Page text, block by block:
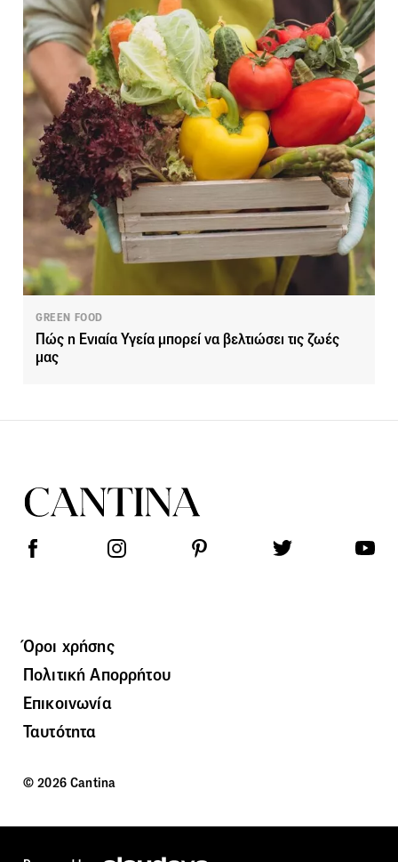
GREEN FOOD
Πώς η Ενιαία Υγεία μπορεί να βελτιώσει τις ζωές
μας
Όροι χρήσης
Πολιτική Απορρήτου
Επικοινωνία
Ταυτότητα
© 2026 Cantina